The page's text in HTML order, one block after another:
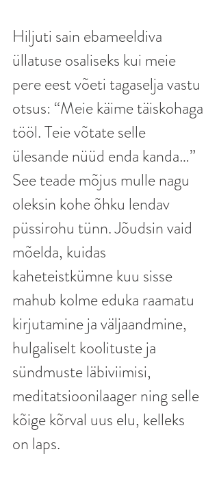
Hiljuti sain ebameeldiva
üllatuse osaliseks kui meie
pere eest võeti tagaselja vastu
otsus: “Meie käime täiskohaga
tööl. Teie võtate selle
ülesande nüüd enda kanda…”
See teade mõjus mulle nagu
oleksin kohe õhku lendav
püssirohu tünn. Jõudsin vaid
mõelda, kuidas
kaheteistkümne kuu sisse
mahub kolme eduka raamatu
kirjutamine ja väljaandmine,
hulgaliselt koolituste ja
sündmuste läbiviimisi,
meditatsioonilaager ning selle
kõige kõrval uus elu, kelleks
on laps.